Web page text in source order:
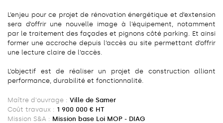
L’enjeu pour ce projet de rénovation énergétique et d’extension
sera d’offrir une nouvelle image à l’équipement, notamment
par le traitement des façades et pignons côté parking. Et ainsi
former une accroche depuis l’accès au site permettant d’offrir
une lecture claire de l’accès.
L’objectif est de réaliser un projet de construction alliant
performance, durabilité et fonctionnalité.
Maître d'ouvrage : Ville de Samer
Coût travaux : 1 900 000 € HT
Mission S&A : Mission base Loi MOP - DIAG